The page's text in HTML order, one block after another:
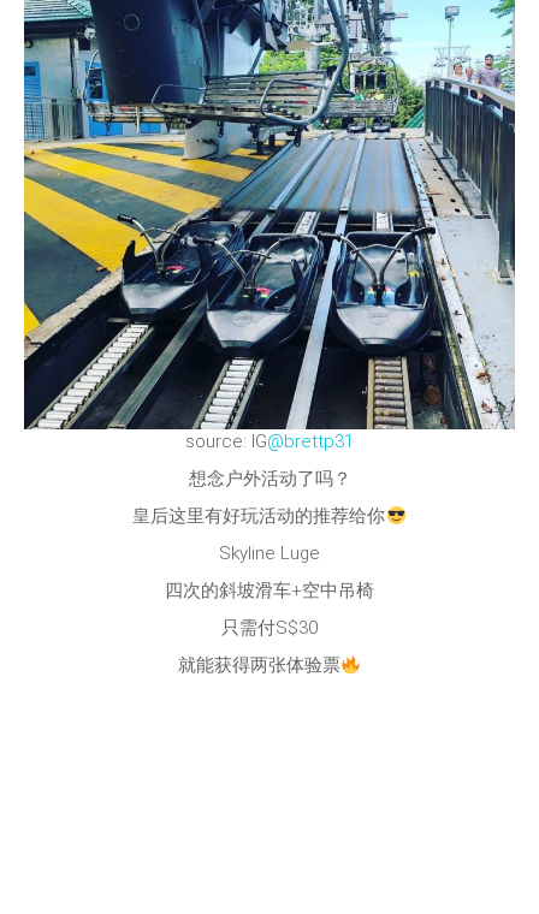
source: IG@brettp31
想念户外活动了吗？
皇后这里有好玩活动的推荐给你
Skyline Luge
四次的斜坡滑车+空中吊椅
只需付S$30
就能获得两张体验票